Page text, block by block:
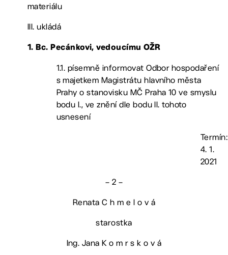
materiálu
III. ukládá
1. Bc. Pecánkovi, vedoucímu OŽR
1.1. písemně informovat Odbor hospodaření
s majetkem Magistrátu hlavního města
Prahy o stanovisku MČ Praha 10 ve smyslu
bodu I., ve znění dle bodu II. tohoto
usnesení
Termín:
4. 1.
2021
– 2 –
Renata C h m e l o v á
starostka
Ing. Jana K o m r s k o v á